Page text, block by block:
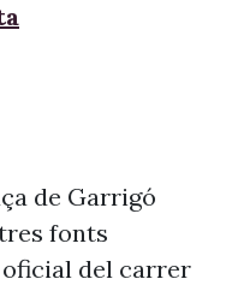
de Garrigó
fonts
del carrer